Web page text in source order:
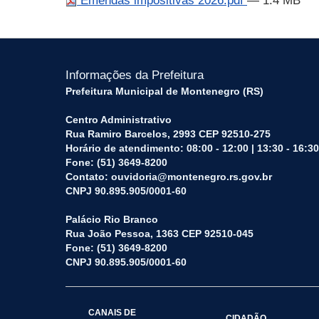
Informações da Prefeitura
Prefeitura Municipal de Montenegro (RS)
Centro Administrativo
Rua Ramiro Barcelos, 2993 CEP 92510-275
Horário de atendimento: 08:00 - 12:00 | 13:30 - 16:30
Fone: (51) 3649-8200
Contato: ouvidoria@montenegro.rs.gov.br
CNPJ 90.895.905/0001-60
Palácio Rio Branco
Rua João Pessoa, 1363 CEP 92510-045
Fone: (51) 3649-8200
CNPJ 90.895.905/0001-60
CANAIS DE